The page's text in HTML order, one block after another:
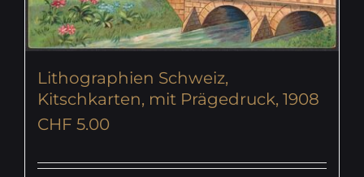
Lithographien Schweiz,
Kitschkarten, mit Prägedruck, 1908
CHF 5.00